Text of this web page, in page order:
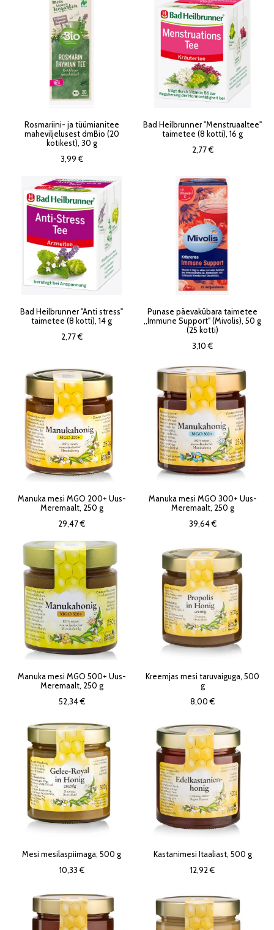
Rosmariini- ja tüümianitee
maheviljelusest dmBio (20
kotikest), 30 g
3,99 €
Bad Heilbrunner "Menstruaaltee"
taimetee (8 kotti), 16 g
2,77 €
Bad Heilbrunner "Anti stress"
taimetee (8 kotti), 14 g
2,77 €
Punase päevakübara taimetee
,,Immune Support'' (Mivolis), 50 g
(25 kotti)
3,10 €
Manuka mesi MGO 200+ Uus-
Meremaalt, 250 g
29,47 €
Manuka mesi MGO 300+ Uus-
Meremaalt, 250 g
39,64 €
Manuka mesi MGO 500+ Uus-
Meremaalt, 250 g
52,34 €
Kreemjas mesi taruvaiguga, 500
g
8,00 €
Mesi mesilaspiimaga, 500 g
10,33 €
Kastanimesi Itaaliast, 500 g
12,92 €